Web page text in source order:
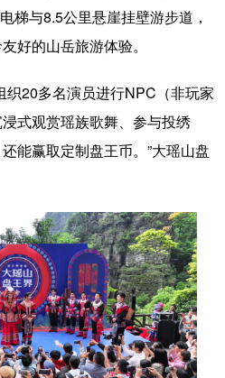
与8.5公里悬崖挂壁游步道，
好的山岳旅游体验。
20多名演员进行NPC（非玩家
式观赏瑶族歌舞、参与投绣
能赢取定制盘王币。”大瑶山盘